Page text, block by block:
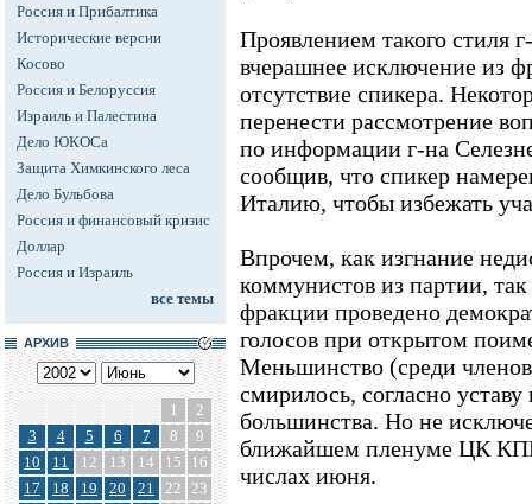
Россия и Прибалтика
Исторические версии
Косово
Россия и Белоруссия
Израиль и Палестина
Дело ЮКОСа
Защита Химкинского леса
Дело Бульбова
Россия и финансовый кризис
Доллар
Россия и Израиль
все темы
АРХИВ
1
2
3
4 5 6 7 8
9
10
11 12 13 14 15
16
17
18 19 20 21 22 23
Проявлением такого стиля
вчерашнее исключение из
отсутствие спикера.
перенести рассмотрение
по информации г-на
сообщив, что спикер
Италию, чтобы избежать
Впрочем, как изгнание
коммунистов из партии,
фракции проведено
голосов при открытом
Меньшинство (среди
смирилось, согласно
большинства. Но не
ближайшем пленуме ЦК
числах июня.